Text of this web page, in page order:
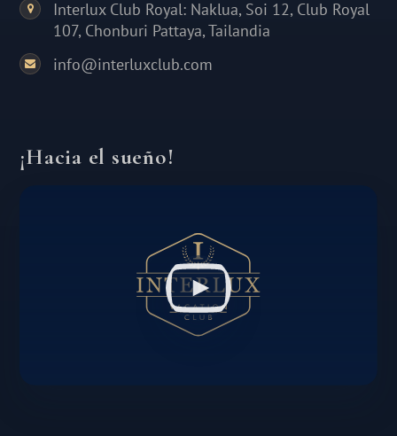
Interlux Club Royal: Naklua, Soi 12, Club Royal
107, Chonburi Pattaya, Tailandia
info@interluxclub.com
¡Hacia el sueño!